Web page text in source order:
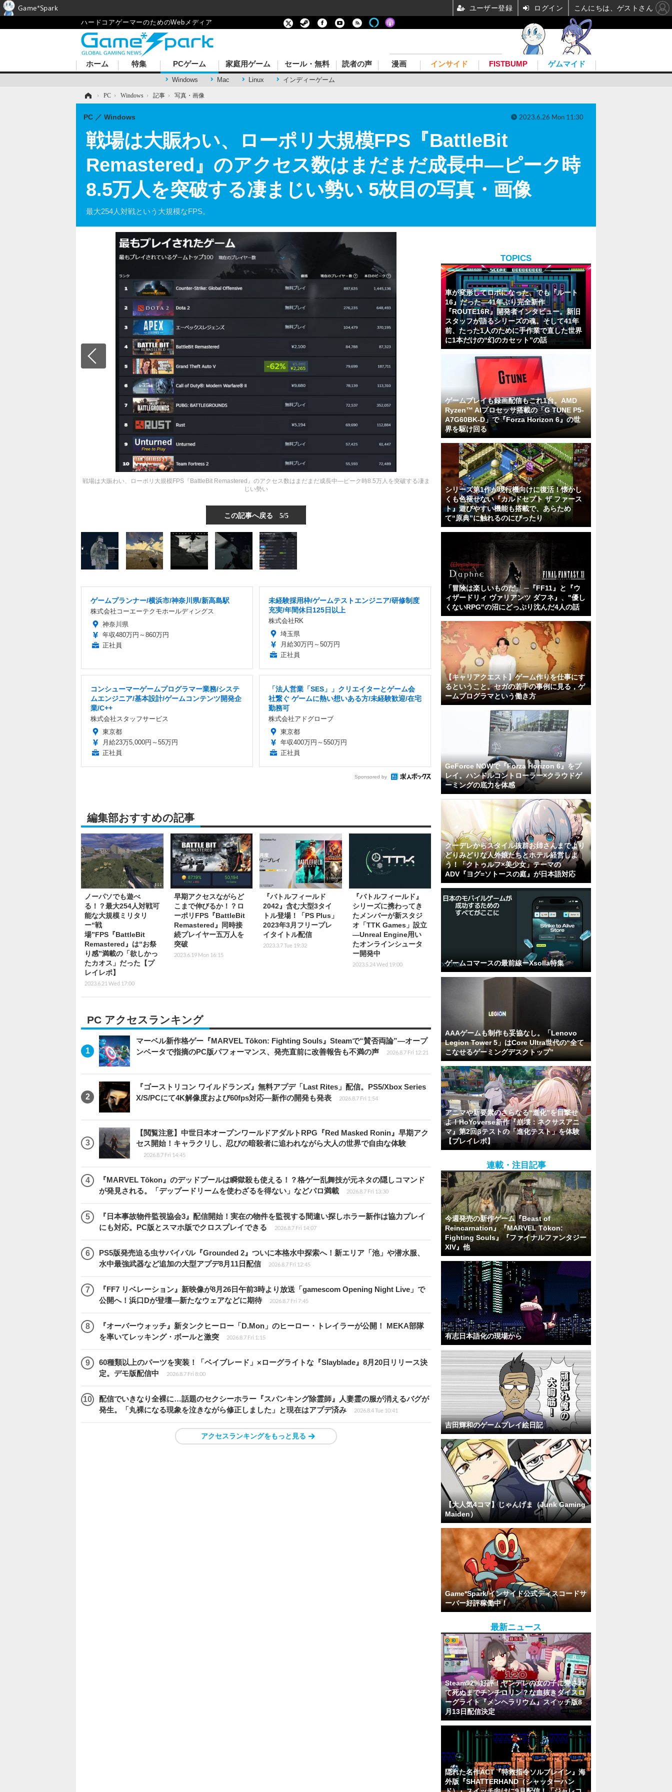
ハードコアゲーマーのためのWebメディア
ホーム 特集 PCゲーム
Windows Mac Linux インディーゲーム
家庭用ゲーム セール・無料 読者の声 漫画 インサイド FISTBUMP ゲムマイド
› PC › Windows › 記事 › 写真・画像
戦場は大賑わい、ローポリ大規模FPS『BattleBit
Remastered』のアクセス数はまだまだ成長中―ピーク時
8.5万人を突破する凄まじい勢い 5枚目の写真・画像
最大254人対戦という大規模なFPS。
PC Windows 2023.6.26 Mon 11:30
戦場は大賑わい、ローポリ大規模FPS『BattleBit Remastered』のアクセス数はまだまだ成長中―ピーク時8.5万人を突破する凄ま
じい勢い
この記事へ戻る 5/5
ゲームプランナー/横浜市/神奈川県/新高島駅
株式会社コーエーテクモホールディングス
神奈川県
年収480万円～860万円
正社員
未経験採用枠/ゲームテストエンジニア/研修制度
充実/年間休日125日以上
株式会社RK
埼玉県
月給30万円～50万円
正社員
コンシューマーゲームプログラマー業務/システ
ムエンジニア/基本設計/ゲームコンテンツ開発企
業/C++
株式会社スタッフサービス
東京都
月給23万5,000円～55万円
正社員
「法人営業「SES」」クリエイターとゲーム会
社繋ぐ ゲームに熱い想いある方/未経験歓迎/在宅
勤務可
株式会社アドグローブ
東京都
年収400万円～550万円
正社員
Sponsored by
編集部おすすめの記事
ノーパソでも遊べ
る！？最大254人対戦可
能な大規模ミリタリ
ー“戦
場”FPS『BattleBit
Remastered』は“お祭
り感”満載の「欲しかっ
たカオス」だった【プ
レイレポ】
2023.6.21 Wed 17:00
早期アクセスながらど
こまで伸びるか！？ロ
ーポリFPS『BattleBit
Remastered』同時接
続プレイヤー五万人を
突破
2023.6.19 Mon 16:15
『バトルフィールド
2042』含む大型3タイ
トル登場！「PS Plus」
2023年3月フリープレ
イタイトル配信
2023.3.7 Tue 19:32
『バトルフィールド』
シリーズに携わってき
たメンバーが新スタジ
オ「TTK Games」設立
―Unreal Engine用い
たオンラインシュータ
ー開発中
2023.5.24 Wed 19:00
PC アクセスランキング
マーベル新作格ゲー『MARVEL Tōkon: Fighting Souls』Steamで“賛否両論”―オープ
ンベータで指摘のPC版パフォーマンス、発売直前に改善報告も不満の声
2026.8.7 Fri 12:21
『ゴーストリコン ワイルドランズ』無料アプデ「Last Rites」配信。PS5/Xbox Series
X/S/PCにて4K解像度および60fps対応―新作の開発も発表
2026.8.7 Fri 1:54
【閲覧注意】中世日本オープンワールドアダルトRPG『Red Masked Ronin』早期アク
セス開始！キャラクリし、忍びの暗殺者に追われながら大人の世界で自由な体験
2026.8.7 Fri 14:45
『MARVEL Tōkon』のデッドプールは瞬獄殺も使える！？格ゲー乱舞技が元ネタの隠しコマンド
が発見される。「デップードリームを使わざるを得ない」などパロ満載
2026.8.7 Fri 13:30
『日本事故物件監視協会3』配信開始！実在の物件を監視する間違い探しホラー新作は協力プレイ
にも対応。PC版とスマホ版でクロスプレイできる
2026.8.7 Fri 14:07
PS5版発売迫る虫サバイバル『Grounded 2』ついに本格水中探索へ！新エリア「池」や潜水服、
水中最強武器など追加の大型アプデ8月11日配信
2026.8.7 Fri 12:45
『FF7 リベレーション』新映像が8月26日午前3時より放送「gamescom Opening Night Live」で
公開へ！浜口Dが登壇―新たなウェアなどに期待
2026.8.7 Fri 7:45
『オーバーウォッチ』新タンクヒーロー「D.Mon」のヒーロー・トレイラーが公開！ MEKA部隊
を率いてレッキング・ボールと激突
2026.8.7 Fri 1:15
60種類以上のパーツを実装！「ベイブレード」×ローグライトな『Slayblade』8月20日リリース決
定。デモ版配信中
2026.8.7 Fri 8:00
配信でいきなり全裸に…話題のセクシーホラー『スパンキング除霊師』人妻霊の服が消えるバグが
発生。「丸裸になる現象を泣きながら修正しました」と現在はアプデ済み
2026.8.4 Tue 10:41
アクセスランキングをもっと見る
TOPICS
車が変形してロボになった、でも『ルート
16』だった―41年ぶり完全新作
『ROUTE16R』開発者インタビュー。新旧
スタッフが語るシリーズの魂。そして41年
前、たった1人のために手作業で直した世界
に1本だけの“幻のカセット”の話
ゲームプレイも録画配信もこれ1台。AMD
Ryzen™ AIプロセッサ搭載の「G TUNE P5-
A7G60BK-D」で『Forza Horizon 6』の世
界を駆け回る
シリーズ第1作が現行機向けに復活！懐かし
くも色褪せない『カルドセプト ザ ファース
ト』遊びやすい機能も搭載で、あらため
て“原典”に触れるのにぴったり
「冒険は楽しいものだ」 ─『FF11』と『ウ
ィザードリィ ヴァリアンツ ダフネ』、"優し
くないRPG"の沼にどっぷり沈んだ4人の話
【キャリアクエスト】ゲーム作りを仕事にす
るということ。セガの若手の事例に見る，ゲ
ームプログラマという働き方
GeForce NOWで『Forza Horizon 6』をプ
レイ。ハンドルコントローラー×クラウドゲ
ーミングの底力を体感
クーデレからスタイル抜群お姉さんまでより
どりみどりな人外娘たちとホテル経営しよ
う！「クトゥルフ×美少女」テーマの
ADV『ヨグ=ソトースの庭』が日本語対応
ゲームコマースの最前線ーXsolla特集
AAAゲームも制作も妥協なし。「Lenovo
Legion Tower 5」はCore Ultra世代の“全て
こなせるゲーミングデスクトップ”
アニマや新要素のさらなる“進化”を目撃せ
よ！HoYoverse新作『崩壊：ネクサスアニ
マ』第2回βテストの「進化テスト」を体験
【プレイレポ】
連載・注目記事
今週発売の新作ゲーム『Beast of
Reincarnation』『MARVEL Tōkon:
Fighting Souls』『ファイナルファンタジー
XIV』他
有志日本語化の現場から
吉田輝和のゲームプレイ絵日記
【大人気4コマ】じゃんげま（Junk Gaming
Maiden）
Game*Spark/インサイド公式ディスコードサ
ーバー好評稼働中！
最新ニュース
Steam92%好評！ヤンデレの女の子に愛され
て死ぬまでチンチロリン？な血抜きダイスロ
ーグライト『メンヘラリウム』スイッチ版8
月13日配信決定
隠れた名作ACT『特救指令ソルブレイン』海
外版『SHATTERHAND（シャッターハン
Game*Spark ユーザー登録 ログイン こんにちは、ゲストさん